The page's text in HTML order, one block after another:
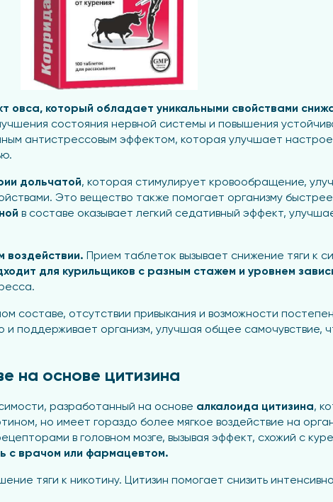
который обладает уникальными свойствами
состояния нервной системы и повышения
антистрессовым эффектом, которая улучшает
дольчатой, которая стимулирует кровообращение,
Это вещество также помогает организму
в составе оказывает легкий седативный эффект,
воздействии. Прием таблеток вызывает снижение тяги к
для курильщиков с разным стажем и уровнем
составе, отсутствии привыкания и возможности
и поддерживает организм, улучшая общее самочувствие,
на основе цитизина
разработанный на основе алкалоида цитизина,
но имеет гораздо более мягкое воздействие на
в головном мозге, вызывая эффект, схожий с
с врачом или фармацевтом.
тяги к никотину. Цитизин помогает снизить